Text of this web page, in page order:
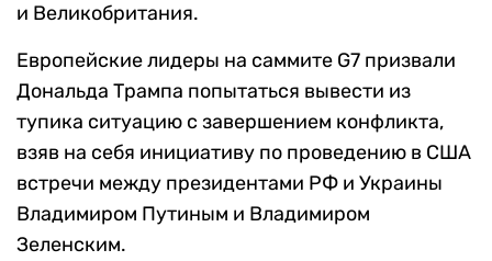
и Великобритания.
Европейские лидеры на саммите G7 призвали
Дональда Трампа попытаться вывести из
тупика ситуацию с завершением конфликта,
взяв на себя инициативу по проведению в США
встречи между президентами РФ и Украины
Владимиром Путиным и Владимиром
Зеленским.